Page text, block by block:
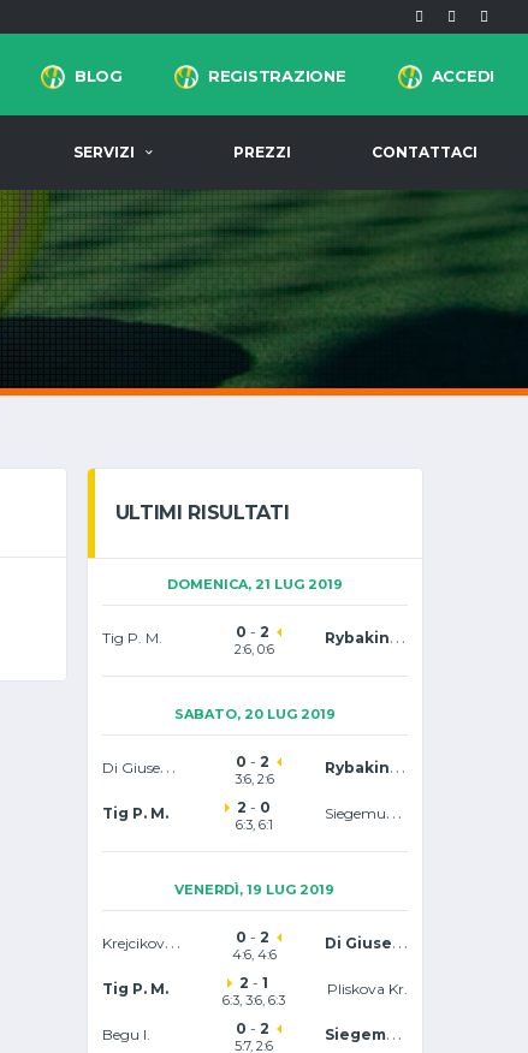
BLOG REGISTRAZIONE ACCEDI
SERVIZI PREZZI CONTATTACI
ULTIMI RISULTATI
DOMENICA, 21 LUG 2019
Tig P. M. 0 - 2
2:6, 0:6
Rybakina E.
SABATO, 20 LUG 2019
Di Giuseppe M. 0 - 2
3:6, 2:6
Rybakina E.
Tig P. M. 2 - 0
6:3, 6:1
Siegemund L.
VENERDÌ, 19 LUG 2019
Krejcikova B. 0 - 2
4:6, 4:6
Di Giuseppe M.
Tig P. M. 2 - 1
6:3, 3:6, 6:3
Pliskova Kr.
Begu I. 0 - 2
5:7, 2:6
Siegemund L.